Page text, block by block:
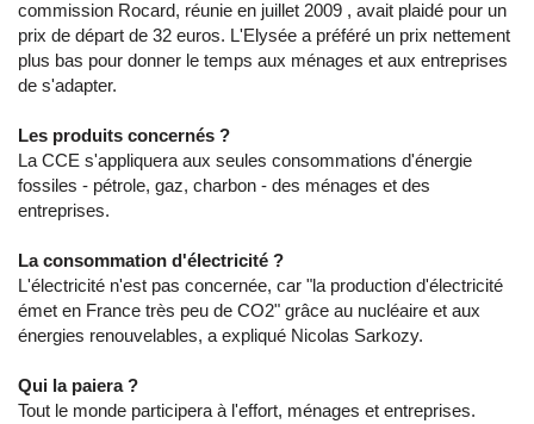
commission Rocard, réunie en juillet 2009 , avait plaidé pour un
prix de départ de 32 euros. L'Elysée a préféré un prix nettement
plus bas pour donner le temps aux ménages et aux entreprises
de s'adapter.
Les produits concernés ?
La CCE s'appliquera aux seules consommations d'énergie
fossiles - pétrole, gaz, charbon - des ménages et des
entreprises.
La consommation d'électricité ?
L'électricité n'est pas concernée, car "la production d'électricité
émet en France très peu de CO2" grâce au nucléaire et aux
énergies renouvelables, a expliqué Nicolas Sarkozy.
Qui la paiera ?
Tout le monde participera à l'effort, ménages et entreprises.